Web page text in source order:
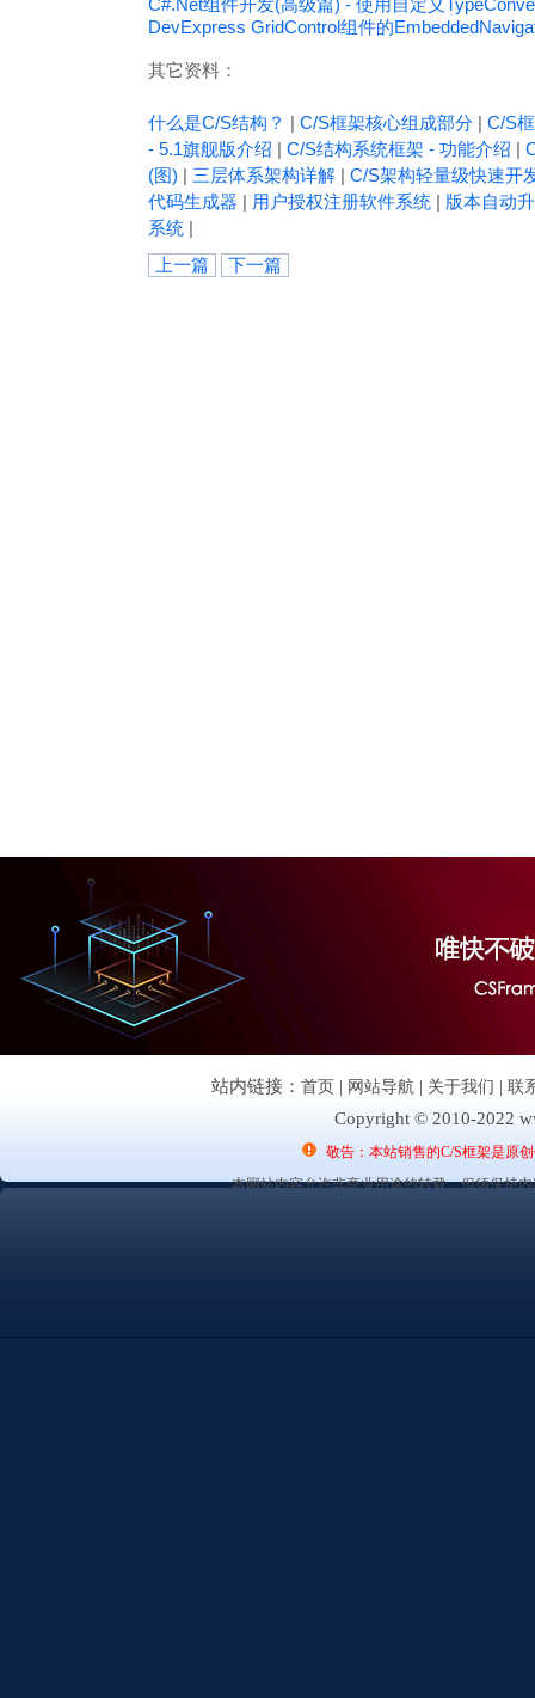
C#.Net组件开发(高级篇) - 使用自定义
DevExpress GridControl组件的
其它资料：
什么是C/S结构？ | C/S框架核心组成部分 | C/S
- 5.1旗舰版介绍 | C/S结构系统框架 - 功能介绍 |
(图) | 三层体系架构详解 | C/S架构轻量级快速开
代码生成器 | 用户授权注册软件系统 | 版本自动
系统 |
上一篇
下一篇
站内链接： 首页 | 网站导航 | 关于我们 | 联
Copyright © 2010-2022
敬告：本站销售的C/S框架是原
本网站内容允许非商业用途的转载，但须保持